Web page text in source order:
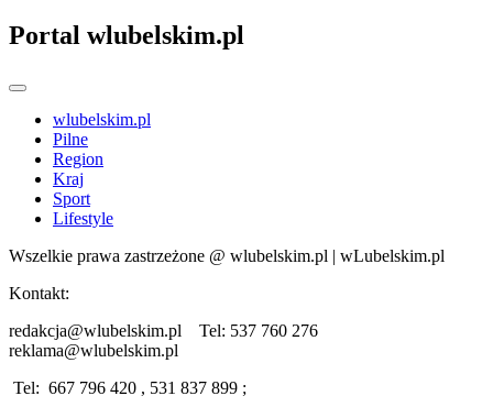
Portal wlubelskim.pl
wlubelskim.pl
Pilne
Region
Kraj
Sport
Lifestyle
Wszelkie prawa zastrzeżone @ wlubelskim.pl | wLubelskim.pl
Kontakt:
redakcja@wlubelskim.pl Tel: 537 760 276
reklama@wlubelskim.pl
Tel: 667 796 420 , 531 837 899 ;